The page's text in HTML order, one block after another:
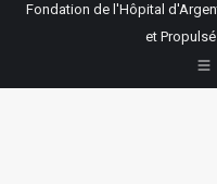
Fondation de l'Hôpital
et